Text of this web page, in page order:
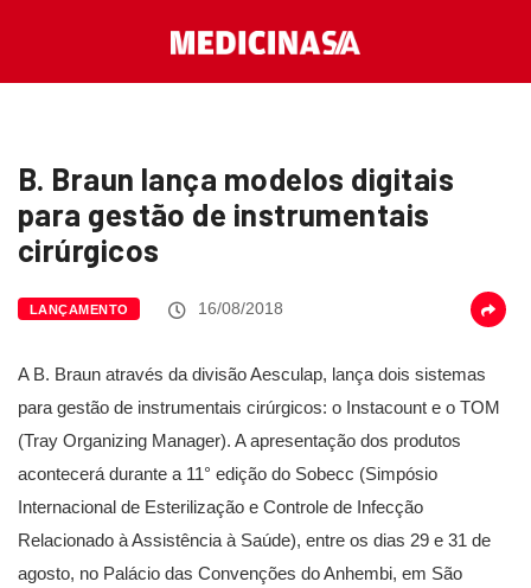
B. Braun lança modelos digitais
para gestão de instrumentais
cirúrgicos
LANÇAMENTO 16/08/2018
A B. Braun através da divisão Aesculap, lança dois sistemas
para gestão de instrumentais cirúrgicos: o Instacount e o TOM
(Tray Organizing Manager). A apresentação dos produtos
acontecerá durante a 11° edição do Sobecc (Simpósio
Internacional de Esterilização e Controle de Infecção
Relacionado à Assistência à Saúde), entre os dias 29 e 31 de
agosto, no Palácio das Convenções do Anhembi, em São